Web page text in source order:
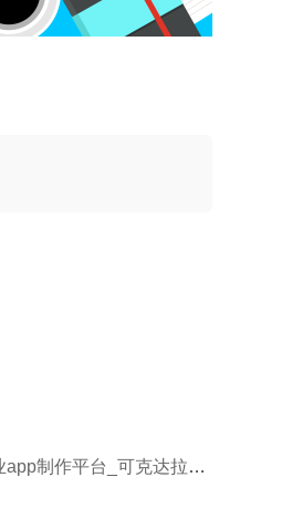
可克达拉企业app制作平台_可克达拉表情包制作APP软件有毒